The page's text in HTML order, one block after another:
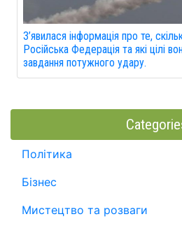
З’явилася інформація про те,
Російська Федерація та які цілі
завдання потужного удару.
Політика
Бізнес
Мистецтво та розваги